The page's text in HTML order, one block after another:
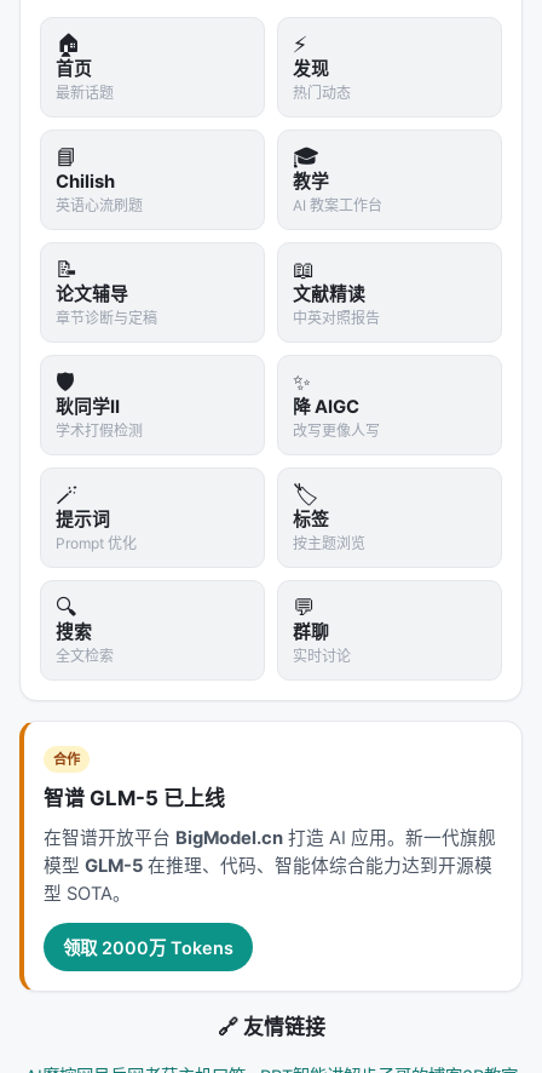
在 ReAct 的原始实现中，模型只能执行有限的几种
action（比如 Search、Lookup、Finish）。如果问题
需要一种不在预定义列表里的 action，ReAct 就无能
为力了。
这和人类解决问题的灵活性形成对比。人类在遇到问
题时会创造性地使用各种工具和方法——"这个工具不
行，我试试那个"、"没有合适的工具，我做一个"。
ReAct 的 action 是固定的，缺乏这种创造性。
后续的工作（比如 Toolformer）试图扩展 action 空
间，让模型自己学会调用各种 API。但这又带来了新的
问题：action 空间越大，模型选择正确 action 的难度
就越大。
另一个问题是：ReAct 的循环次数没有上限。理论
上，模型可以无限循环下去——一直在"想"和"做"之间
打转，永远不输出最终答案。论文通过设置最大步数
来限制，但这是一种粗暴的约束，不是优雅的解决方
案。
结论
ReAct 是 LLM Agent 领域的奠基性工作。它告诉我
以主动和外部世界互动
反馈到推理中
但它也留下了核心挑战：
如何扩展 action 空间，同时保持可靠性？
如何防止无限循环？
如何处理 action 失败的情况？
理解 Agentic LLM 的演化历史，ReAct 是不可绕过的
起点。
🏠
首页
最新话题
⚡
发现
热门动态
📘
Chilish
英语心流刷题
🎓
教学
AI 教案工作台
📝
论文辅导
章节诊断与定稿
📖
文献精读
中英对照报告
🛡️
耿同学II
学术打假检测
✨
降 AIGC
改写更像人写
🪄
提示词
Prompt 优化
🏷️
标签
按主题浏览
🔍
搜索
全文检索
💬
群聊
实时讨论
合作
智谱 GLM-5 已上线
在智谱开放平台 BigModel.cn 打造 AI 应用。新一代旗舰
模型 GLM-5 在推理、代码、智能体综合能力达到开源模
型 SOTA。
领取 2000万 Tokens
🔗 友情链接